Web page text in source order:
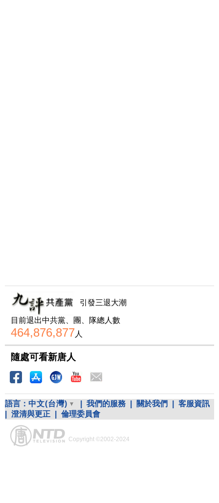
引發三退大潮
目前退出中共黨、團、隊總人數
464,876,877人
隨處可看新唐人
語言： 中文(台灣) 我們的服務 關於我們
客服資訊
澄清與更正 倫理委員會
Copyright ©2002-2024